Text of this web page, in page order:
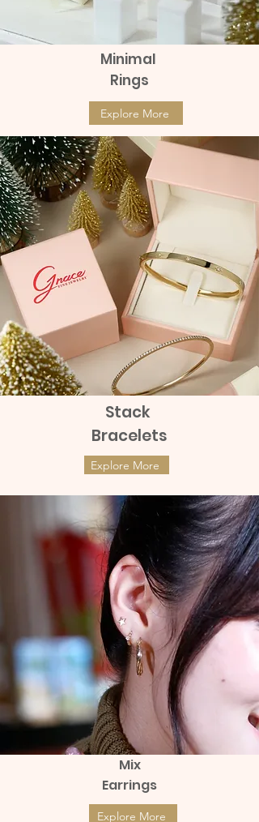
Minimal
Rings
Explore More
Stack
Bracelets
Explore More
Mix
Earrings
Explore More